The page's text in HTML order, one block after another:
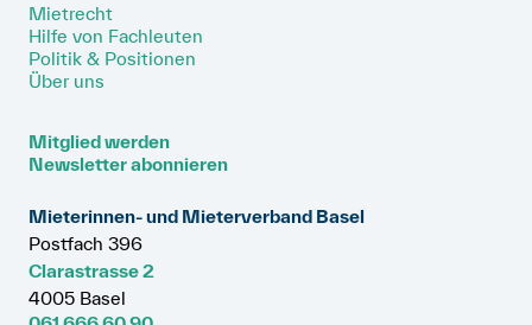
Mietrecht
Hilfe von Fachleuten
Politik & Positionen
Über uns
Mitglied werden
Newsletter abonnieren
Mieterinnen- und Mieterverband Basel
Postfach 396
Clarastrasse 2
4005 Basel